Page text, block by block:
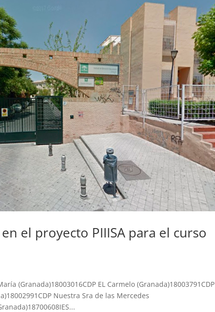
el proyecto PIIISA para el curso
(Granada)18003016CDP EL Carmelo (Granada)18003791CDP
Nuestra Sra de las Mercedes